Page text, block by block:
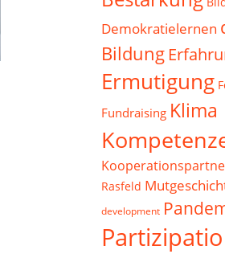
Demokratielernen
Bildung
Ermutigung
Fundraising Klima
Rasfeld
development